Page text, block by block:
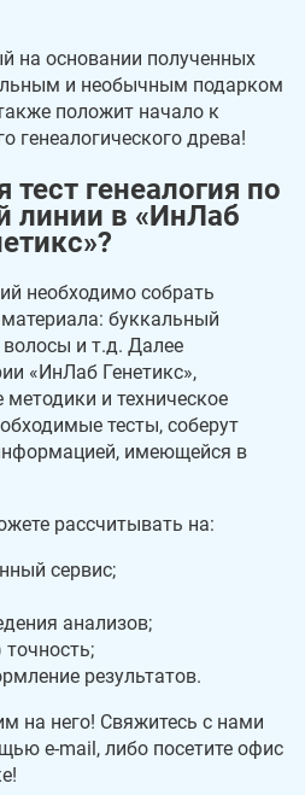
на основании полученных
и необычным подарком
положит начало к
генеалогического древа!
тест генеалогия по
линии в «ИнЛаб
необходимо собрать
буккальный
и т.д. Далее
«ИнЛаб Генетикс»,
и техническое
тесты, соберут
имеющейся в
рассчитывать на:
сервис;
анализов;
результатов.
на него! Свяжитесь с нами
e-mail, либо посетите офис